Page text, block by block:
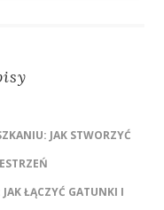
JAK STWORZYĆ
ŁĄCZYĆ GATUNKI I